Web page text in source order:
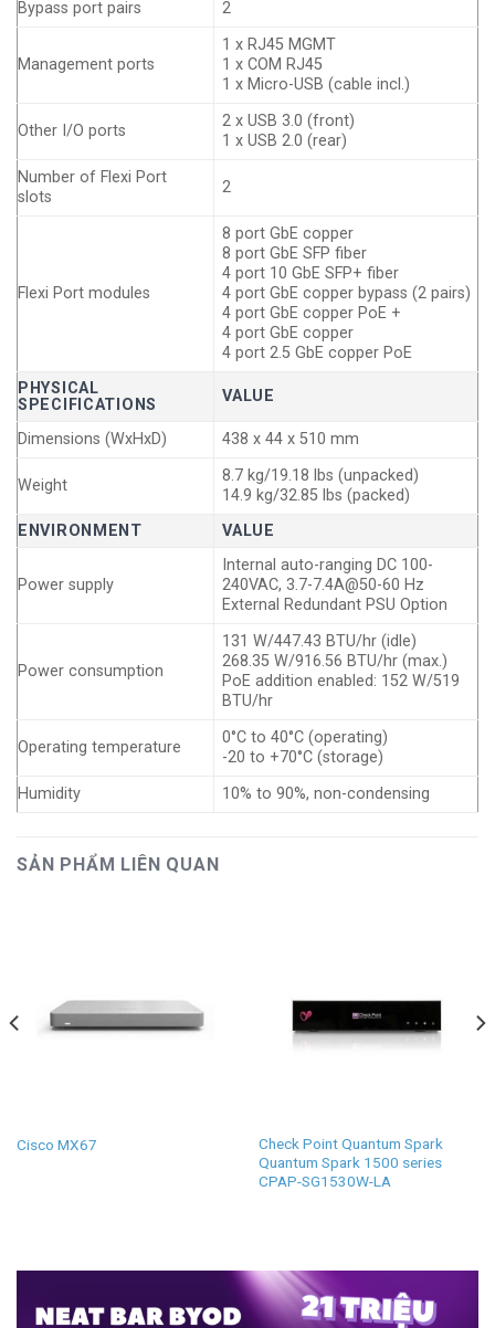
Bypass port pairs 2
Management ports
1 x RJ45 MGMT
1 x COM RJ45
1 x Micro-USB (cable incl.)
Other I/O ports
2 x USB 3.0 (front)
1 x USB 2.0 (rear)
Number of Flexi Port
slots
2
Flexi Port modules
8 port GbE copper
8 port GbE SFP fiber
4 port 10 GbE SFP+ fiber
4 port GbE copper bypass (2 pairs)
4 port GbE copper PoE +
4 port GbE copper
4 port 2.5 GbE copper PoE
PHYSICAL
SPECIFICATIONS
VALUE
Dimensions (WxHxD) 438 x 44 x 510 mm
Weight
8.7 kg/19.18 lbs (unpacked)
14.9 kg/32.85 lbs (packed)
ENVIRONMENT
VALUE
Power supply
Internal auto-ranging DC 100-
240VAC, 3.7-7.4A@50-60 Hz
External Redundant PSU Option
Power consumption
131 W/447.43 BTU/hr (idle)
268.35 W/916.56 BTU/hr (max.)
PoE addition enabled: 152 W/519
BTU/hr
Operating temperature
0°C to 40°C (operating)
-20 to +70°C (storage)
Humidity
10% to 90%, non-condensing
SẢN PHẨM LIÊN QUAN
Cisco MX67
Check Point Quantum Spark
Quantum Spark 1500 series
CPAP-SG1530W-LA